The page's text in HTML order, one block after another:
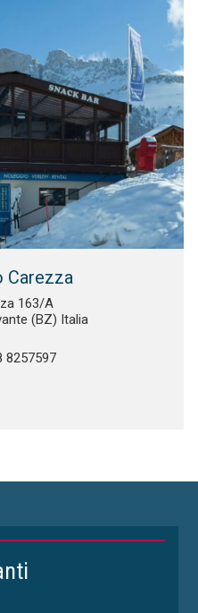
Carezza
163/A
(BZ) Italia
8257597